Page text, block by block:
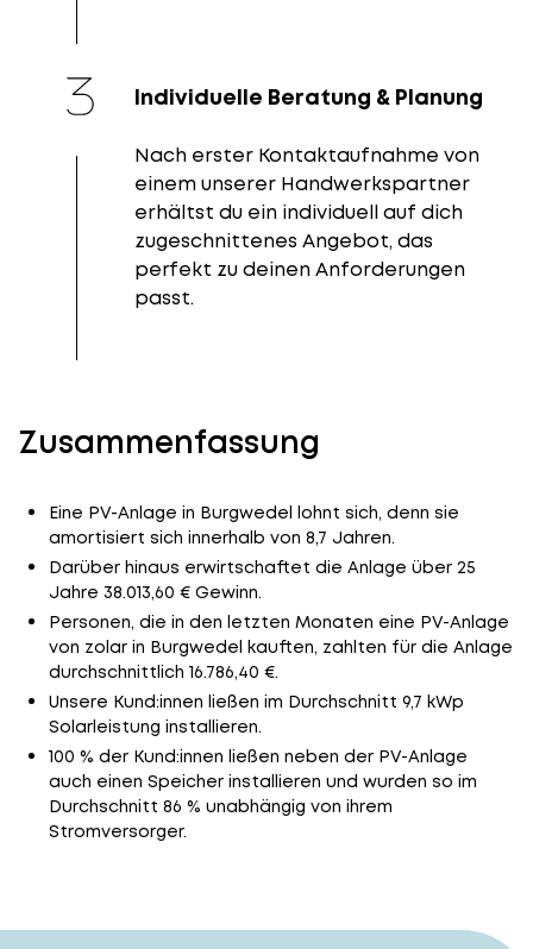
Individuelle Beratung & Planung
Nach erster Kontaktaufnahme von
einem unserer Handwerkspartner
erhältst du ein individuell auf dich
zugeschnittenes Angebot, das
perfekt zu deinen Anforderungen
passt.
Zusammenfassung
Eine PV-Anlage in Burgwedel lohnt sich, denn sie
amortisiert sich innerhalb von 8,7 Jahren.
Darüber hinaus erwirtschaftet die Anlage über 25
Jahre 38.013,60 € Gewinn.
Personen, die in den letzten Monaten eine PV-Anlage
von zolar in Burgwedel kauften, zahlten für die Anlage
durchschnittlich 16.786,40 €.
Unsere Kund:innen ließen im Durchschnitt 9,7 kWp
Solarleistung installieren.
100 % der Kund:innen ließen neben der PV-Anlage
auch einen Speicher installieren und wurden so im
Durchschnitt 86 % unabhängig von ihrem
Stromversorger.